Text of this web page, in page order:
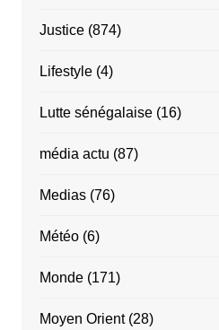
Justice(874)
Lifestyle(4)
Lutte sénégalaise(16)
média actu (87)
Medias(76)
Météo(6)
Monde(171)
Moyen Orient(28)